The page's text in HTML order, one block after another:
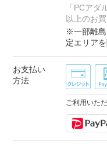
「PCア
以上のお
※一部離島
定エリアを
お支払い
方法
ご利用いた